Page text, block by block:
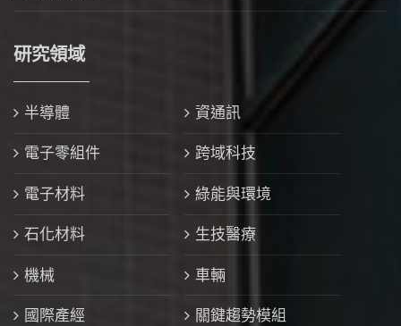
研究領域
半導體 資通訊
電子零組件 跨域科技
電子材料 綠能與環境
石化材料 生技醫療
機械 車輛
國際產經 關鍵趨勢模組